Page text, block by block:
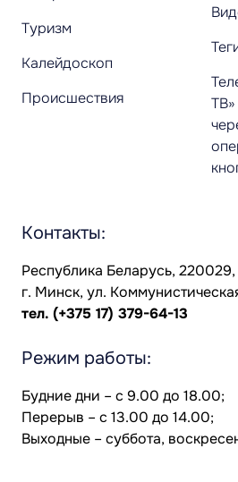
Туризм
Калейдоскоп
Происшествия
Контакты:
Республика Беларусь, 220029,
г. Минск, ул.
тел. (+375 17) 379-64-13
Режим работы:
Будние дни – с 9.00 до 18.00;
Перерыв – с 13.00 до 14.00;
Выходные – суббота,